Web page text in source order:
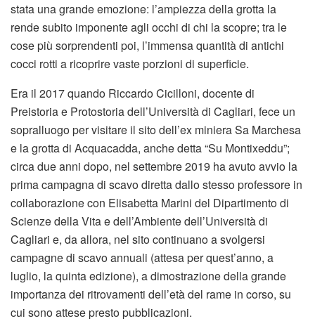
stata una grande emozione: l’ampiezza della grotta la
rende subito imponente agli occhi di chi la scopre; tra le
cose più sorprendenti poi, l’immensa quantità di antichi
cocci rotti a ricoprire vaste porzioni di superficie.
Era il 2017 quando Riccardo Cicilloni, docente di
Preistoria e Protostoria dell’Università di Cagliari, fece un
sopralluogo per visitare il sito dell’ex miniera Sa Marchesa
e la grotta di Acquacadda, anche detta “Su Montixeddu”;
circa due anni dopo, nel settembre 2019 ha avuto avvio la
prima campagna di scavo diretta dallo stesso professore in
collaborazione con Elisabetta Marini del Dipartimento di
Scienze della Vita e dell’Ambiente dell’Università di
Cagliari e, da allora, nel sito continuano a svolgersi
campagne di scavo annuali (attesa per quest’anno, a
luglio, la quinta edizione), a dimostrazione della grande
importanza dei ritrovamenti dell’età del rame in corso, su
cui sono attese presto pubblicazioni.